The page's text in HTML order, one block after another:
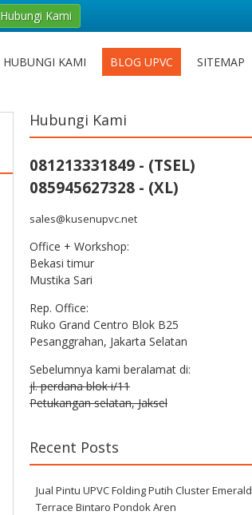
HUBUNGI KAMI BLOG UPVC SITEMAP
Hubungi Kami
081213331849 - (TSEL)
085945627328 - (XL)
sales@kusenupvc.net
Office + Workshop:
Bekasi timur
Mustika Sari
Rep. Office:
Ruko Grand Centro Blok B25
Pesanggrahan, Jakarta Selatan
Sebelumnya kami beralamat di:
jl. perdana blok i/11
Petukangan selatan, Jaksel
Recent Posts
Jual Pintu UPVC Folding Putih Cluster Emerald
Terrace Bintaro Pondok Aren
Hubungi Kami